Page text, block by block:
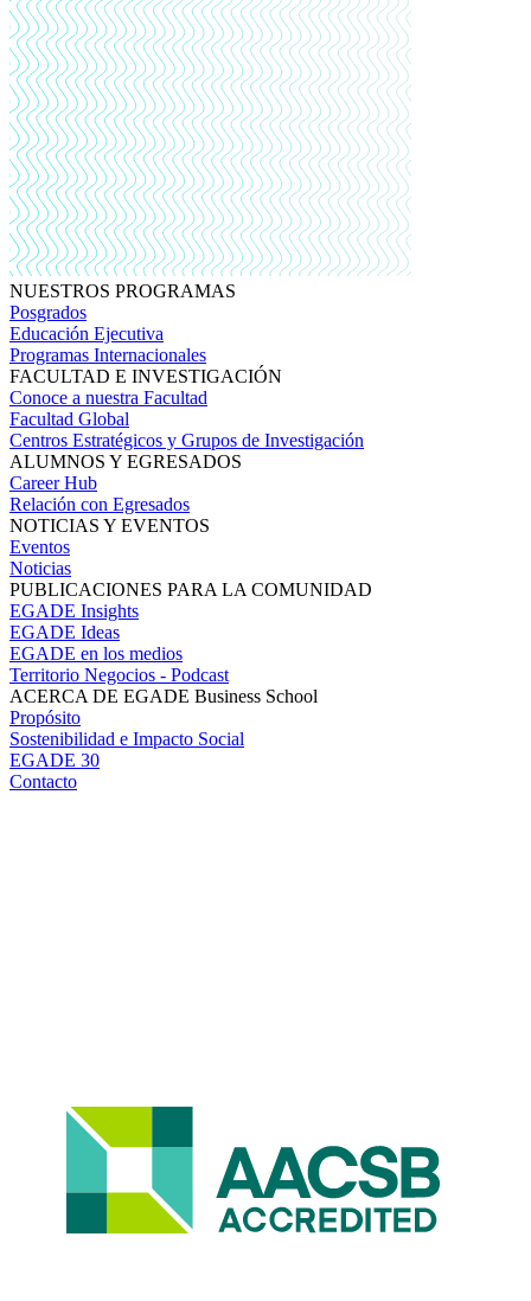
NUESTROS PROGRAMAS
Posgrados
Educación Ejecutiva
Programas Internacionales
FACULTAD E INVESTIGACIÓN
Conoce a nuestra Facultad
Facultad Global
Centros Estratégicos y Grupos de Investigación
ALUMNOS Y EGRESADOS
Career Hub
Relación con Egresados
NOTICIAS Y EVENTOS
Eventos
Noticias
PUBLICACIONES PARA LA COMUNIDAD
EGADE Insights
EGADE Ideas
EGADE en los medios
Territorio Negocios - Podcast
ACERCA DE EGADE Business School
Propósito
Sostenibilidad e Impacto Social
EGADE 30
Contacto